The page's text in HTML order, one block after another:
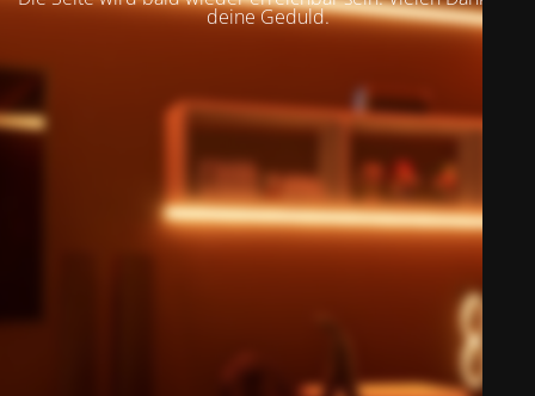
deine Geduld.